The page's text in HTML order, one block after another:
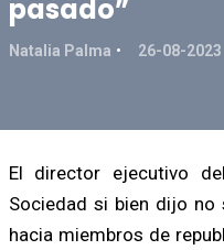
pasado”
Natalia Palma 26-08-2023
El director ejecutivo
Sociedad si bien dijo
hacia miembros de